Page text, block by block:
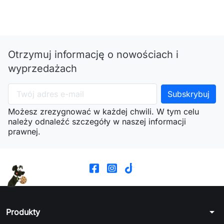
Otrzymuj informację o nowościach i
wyprzedażach
Możesz zrezygnować w każdej chwili. W tym celu
należy odnaleźć szczegóły w naszej informacji
prawnej.
Produkty arrow_drop_down